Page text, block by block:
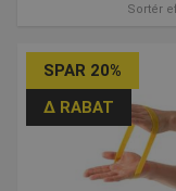
Sortér
SPAR 20%
∆ RABAT